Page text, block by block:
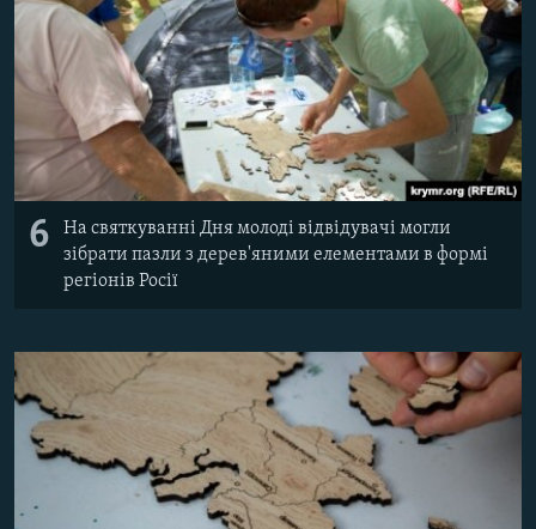
6
На святкуванні Дня молоді відвідувачі могли
зібрати пазли з дерев'яними елементами в формі
регіонів Росії